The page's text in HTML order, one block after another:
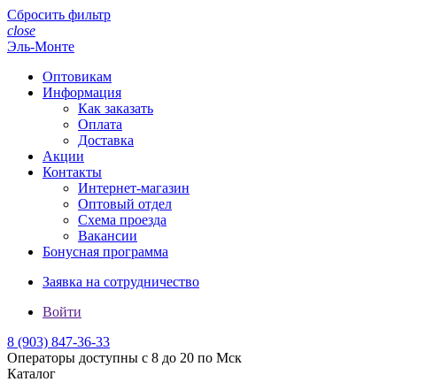
Сбросить фильтр
close
Эль-Монте
Оптовикам
Информация
Как заказать
Оплата
Доставка
Акции
Контакты
Интернет-магазин
Оптовый отдел
Схема проезда
Вакансии
Бонусная программа
Заявка на сотрудничество
Войти
8 (903) 847-36-33
Операторы доступны с 8 до 20 по Мск
Каталог